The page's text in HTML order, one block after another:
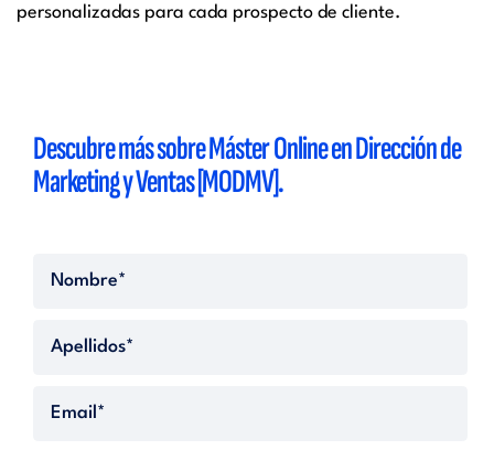
personalizadas para cada prospecto de cliente.
Descubre más sobreMáster Online en Dirección de
Marketing y Ventas [MODMV].